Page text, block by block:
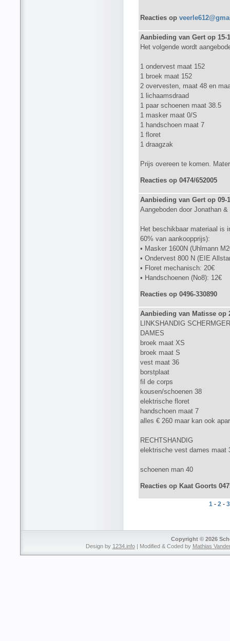
Reacties op
Aanbieding van Gert op 15-
Het volgende wordt
1 ondervest maat 152
1 broek maat 152
2 overvesten, maat 48 en
1 lichaamsdraad
1 paar schoenen maat 38.5
1 masker maat 0/S
1 handschoen maat 7
1 floret
1 draagzak
Prijs overeen te komen.
Reacties op 0474/652005
Aanbieding van Gert op 09-
Aangeboden door Jonathan
Het beschikbaar materiaal is
60% van aankoopprijs):
• Masker 1600N (Uhlmann
• Ondervest 800 N (EIE
• Floret mechanisch: 20€
• Handschoenen (No8): 12€
Reacties op 0496-330890
Aanbieding van Matisse op
LINKSHANDIG
DAMES
broek maat XS
broek maat S
vest maat 36
borstplaat
fil de corps
kousen/schoenen 38
elektrische floret
handschoen maat 7
alles € 260 maar kan ook
RECHTSHANDIG
elektrische vest dames maat
schoenen man 40
Reacties op Kaat Goorts
1- 2- 3
Copyright © 2026
Design by 1234.info| Modified & Coded by Mathias